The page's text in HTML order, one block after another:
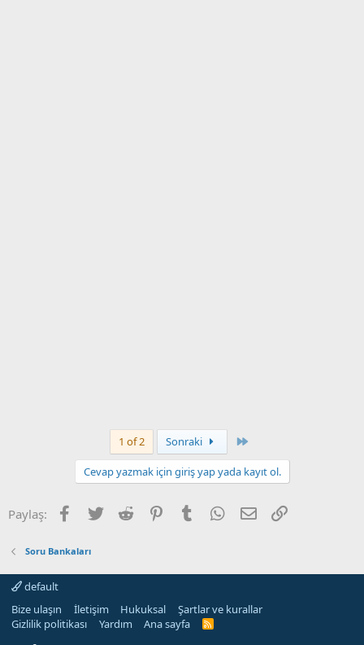
1 of 2 Sonraki
Cevap yazmak için giriş yap yada kayıt ol.
Paylaş: Facebook
Twitter Reddit PinterestTumblr WhatsApp
E-posta
Soru Bankaları
default
Bize ulaşın
İletişim Hukuksal
Şartlar ve kurallar
Gizlilik politikası
Yardım Ana sayfa
R